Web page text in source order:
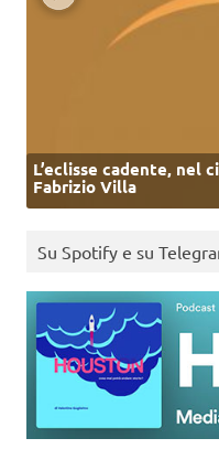
L’eclisse cadente, nel
Fabrizio Villa
Su Spotify e su